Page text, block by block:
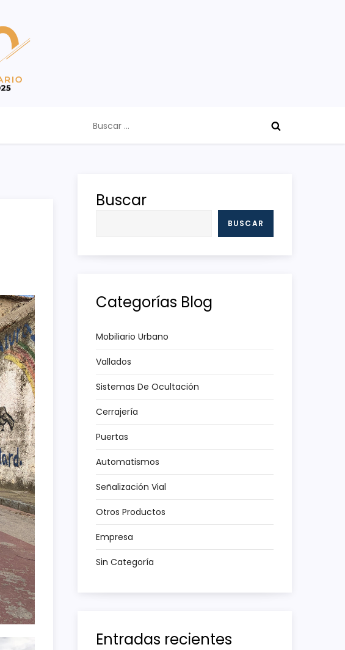
Buscar
BUSCAR
Categorías Blog
Mobiliario Urbano
Vallados
Sistemas De Ocultación
Cerrajería
Puertas
Automatismos
Señalización Vial
Otros Productos
Empresa
Sin Categoría
Entradas recientes